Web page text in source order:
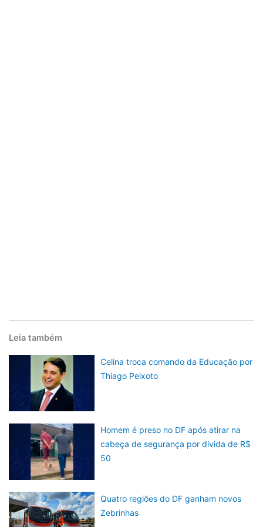
Leia também
Celina troca comando da Educação por
Thiago Peixoto
Homem é preso no DF após atirar na
cabeça de segurança por divida de R$
50
Quatro regiões do DF ganham novos
Zebrinhas